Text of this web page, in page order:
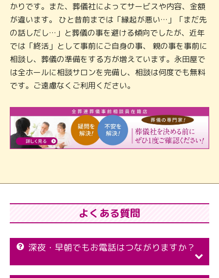
かりです。また、葬儀社によってサービスや内容、金額
が違います。 ひと昔前までは「縁起が悪い…」「まだ先
の話しだし…」と葬儀の事を避ける傾向でしたが、近年
では「終活」として事前にご自身の事、 親の事を事前に
相談し、葬儀の準備をする方が増えています。永田屋で
は全ホールに相談サロンを完備し、相談は何度でも無料
です。ご遠慮なくご利用ください。
よくある質問
深夜・早朝でもお電話はつながりますか？